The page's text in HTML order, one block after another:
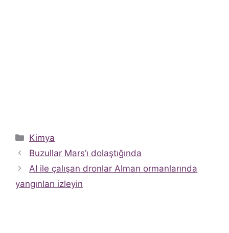
Kategoriler
Kimya
Buzullar Mars’ı dolaştığında
AI ile çalışan dronlar Alman ormanlarında
yangınları izleyin